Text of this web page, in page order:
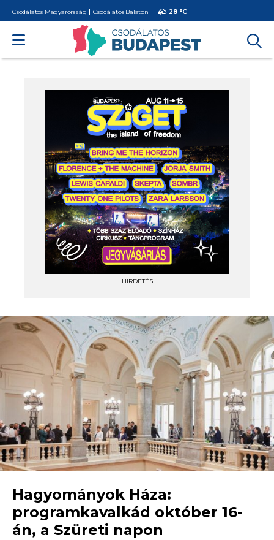
Csodálatos Magyarország Csodálatos Balaton 28 °C
HIRDETÉS
Hagyományok Háza:
programkavalkád október 16-
án, a Szüreti napon